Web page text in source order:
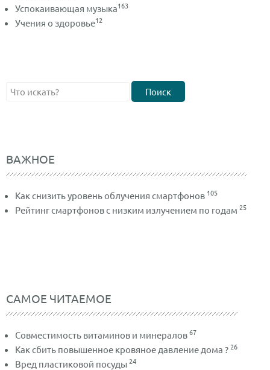
Успокаивающая музыка163
Учения о здоровье12
Поиск
ВАЖНОЕ
Как снизить уровень облучения смартфонов 105
Рейтинг смартфонов с низким излучением по годам 25
САМОЕ ЧИТАЕМОЕ
Совместимость витаминов и минералов67
Как сбить повышенное кровяное давление дома ?26
Вред пластиковой посуды24